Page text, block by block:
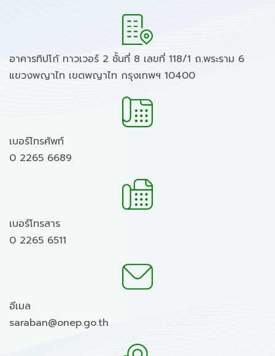
อาคารทิปโก้ ทาวเวอร์ 2 ชั้นที่ 8 เลขที่ 118/1 ถ.พระราม 6
แขวงพญาไท เขตพญาไท กรุงเทพฯ 10400
เบอร์โทรศัพท์
0 2265 6689
เบอร์โทรสาร
0 2265 6511
อีเมล
saraban@onep.go.th